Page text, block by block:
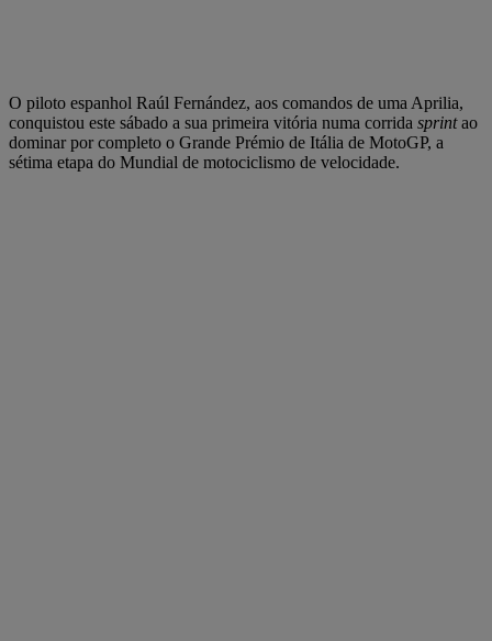
O piloto espanhol Raúl Fernández, aos comandos de uma Aprilia,
conquistou este sábado a sua primeira vitória numa corrida sprintao
dominar por completo o Grande Prémio de Itália de MotoGP, a
sétima etapa do Mundial de motociclismo de velocidade.